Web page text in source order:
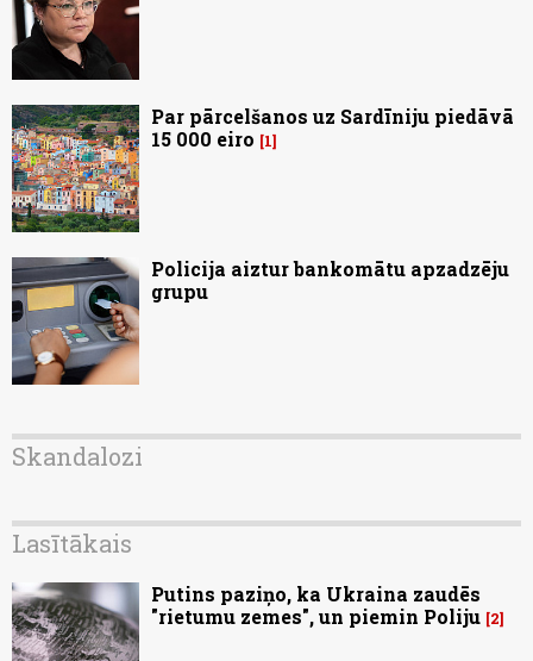
Par pārcelšanos uz Sardīniju piedāvā
15 000 eiro
1
Policija aiztur bankomātu apzadzēju
grupu
Skandalozi
Lasītākais
Putins paziņo, ka Ukraina zaudēs
"rietumu zemes", un piemin Poliju 2